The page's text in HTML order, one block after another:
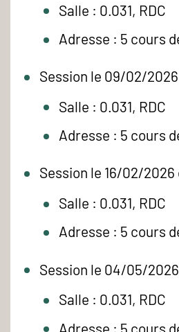
Salle : 0.031, RDC
Adresse : 5 cours
Session le 09/02/
Salle : 0.031, RDC
Adresse : 5 cours
Session le 16/02/2026
Salle : 0.031, RDC
Adresse : 5 cours
Session le 04/05/
Salle : 0.031, RDC
Adresse : 5 cours